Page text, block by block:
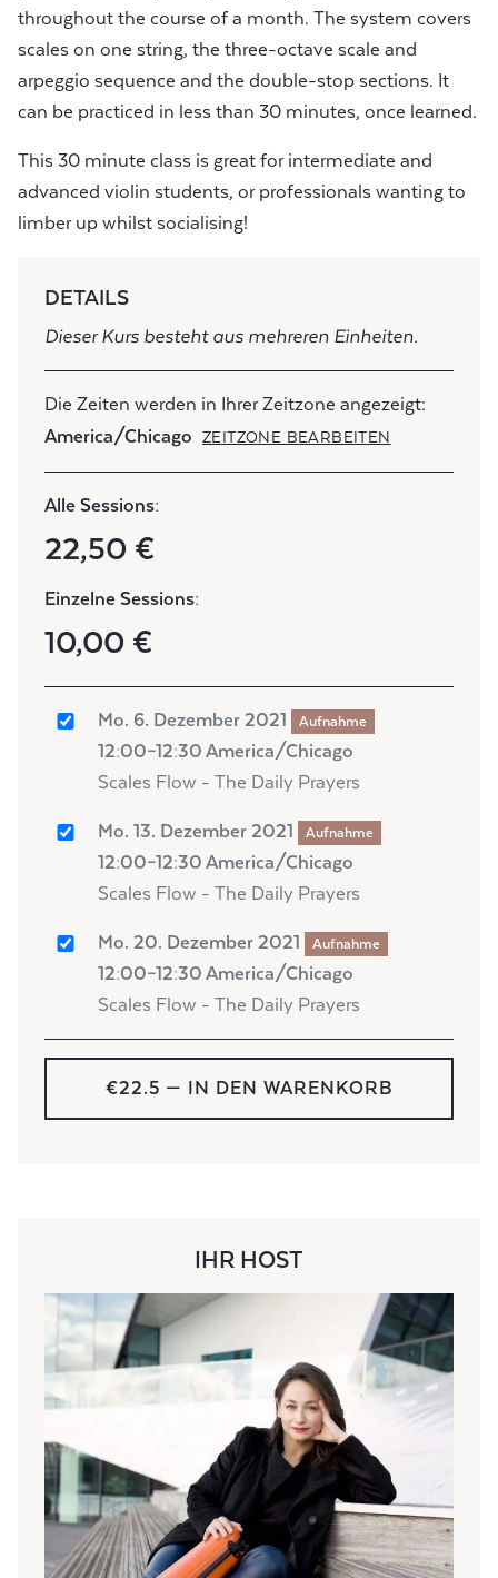
throughout the course of a month. The system covers
scales on one string, the three-octave scale and
arpeggio sequence and the double-stop sections. It
can be practiced in less than 30 minutes, once learned.
This 30 minute class is great for intermediate and
advanced violin students, or professionals wanting to
limber up whilst socialising!
DETAILS
Dieser Kurs besteht aus mehreren Einheiten.
Die Zeiten werden in Ihrer Zeitzone angezeigt:
America/Chicago
ZEITZONE BEARBEITEN
Alle Sessions:
22,50 €
Einzelne Sessions:
10,00 €
Mo. 6. Dezember 2021 Aufnahme
12:00–12:30 America/Chicago
Scales Flow - The Daily Prayers
Mo. 13. Dezember 2021 Aufnahme
12:00–12:30 America/Chicago
Scales Flow - The Daily Prayers
Mo. 20. Dezember 2021 Aufnahme
12:00–12:30 America/Chicago
Scales Flow - The Daily Prayers
€22.5 — IN DEN WARENKORB
IHR HOST